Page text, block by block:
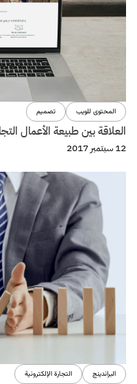
المحتوى للويب تصميم
العلاقة بين طبيعة الأعمال
12 سبتمبر 2017
البراندينج التجارة الإلكترونية